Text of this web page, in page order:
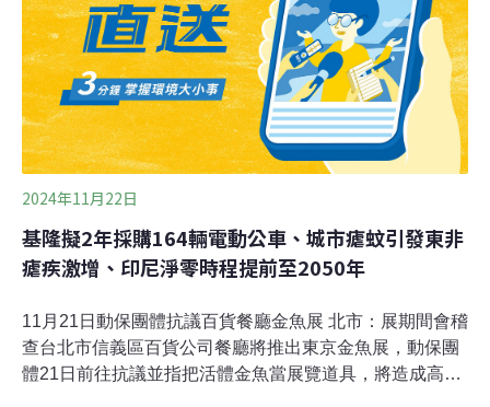
2024年11月22日
基隆擬2年採購164輛電動公車、城市瘧蚊引發東非
瘧疾激增、印尼淨零時程提前至2050年
11月21日動保團體抗議百貨餐廳金魚展 北市：展期間會稽
查台北市信義區百貨公司餐廳將推出東京金魚展，動保團
體21日前往抗議並指把活體金魚當展覽道具，將造成高度